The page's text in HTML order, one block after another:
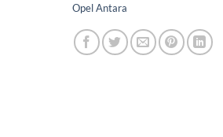
Opel Antara